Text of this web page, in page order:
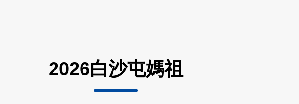
2026白沙屯媽祖